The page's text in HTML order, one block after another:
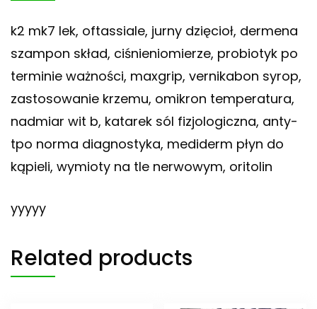
k2 mk7 lek, oftassiale, jurny dzięcioł, dermena
szampon skład, ciśnieniomierze, probiotyk po
terminie ważności, maxgrip, vernikabon syrop,
zastosowanie krzemu, omikron temperatura,
nadmiar wit b, katarek sól fizjologiczna, anty-
tpo norma diagnostyka, mediderm płyn do
kąpieli, wymioty na tle nerwowym, oritolin
yyyyy
Related products